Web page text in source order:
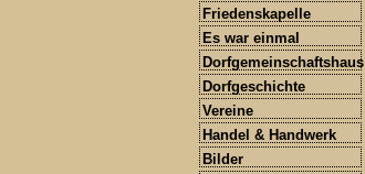
Friedenskapelle
Es war einmal
Dorfgemeinschaftshaus
Dorfgeschichte
Vereine
Handel & Handwerk
Bilder